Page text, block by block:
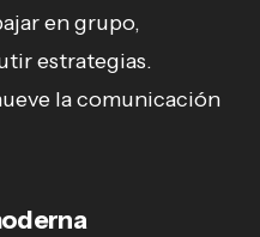
en grupo,
estrategias.
la comunicación